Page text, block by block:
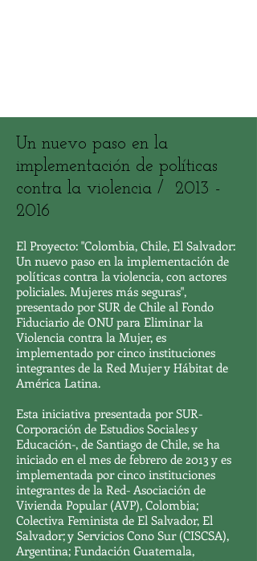
Un nuevo paso en la
implementación de políticas
contra la violencia / 2013 -
2016
El Proyecto: "Colombia, Chile, El Salvador:
Un nuevo paso en la implementación de
políticas contra la violencia, con actores
policiales. Mujeres más seguras",
presentado por SUR de Chile al Fondo
Fiduciario de ONU para Eliminar la
Violencia contra la Mujer, es
implementado por cinco instituciones
integrantes de la Red Mujer y Hábitat de
América Latina.
Esta iniciativa presentada por SUR-
Corporación de Estudios Sociales y
Educación-, de Santiago de Chile, se ha
iniciado en el mes de febrero de 2013 y es
implementada por cinco instituciones
integrantes de la Red- Asociación de
Vivienda Popular (AVP), Colombia;
Colectiva Feminista de El Salvador, El
Salvador; y Servicios Cono Sur (CISCSA),
Argentina; Fundación Guatemala,